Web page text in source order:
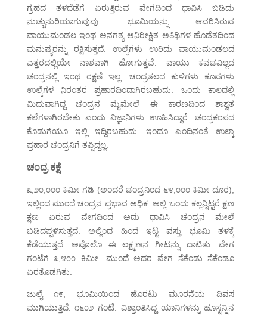
ಗ್ರಹದ ತಳದೆಡೆಗೆ ಏರುತ್ತಿರುವ ವೇಗದಿಂದ ಧಾವಿಸಿ ಬಡಿದು
ನುಚ್ಚುನುರಿಯಾಗುವುವು. ಭೂಮಿಯನ್ನು ಆವರಿಸಿರುವ
ವಾಯುಮಂಡಲ ಇಂಥ ಅನಗತ್ಯ ಅನಿರೀಕ್ಷಿತ ಅತಿಥಿಗಳ ಹೊಡೆತದಿಂದ
ಮನುಷ್ಯರನ್ನು ರಕ್ಷಿಸುತ್ತದೆ. ಉಲ್ಕೆಗಳು ಉರಿದು ವಾಯುಮಂಡಲದ
ಎತ್ತರದಲ್ಲಿಯೇ ನಾಶವಾಗಿ ಹೋಗುತ್ತವೆ. ವಾಯು ಕವಚವಿಲ್ಲದ
ಚಂದ್ರನಲ್ಲಿ ಇಂಥ ರಕ್ಷಣೆ ಇಲ್ಲ. ಚಂದ್ರತಲದ ಕುಳಿಗಳು ಕೂಪಗಳು
ಉಲ್ಕೆಗಳ ನಿರಂತರ ಪ್ರಹಾರದಿಂದಾಗಿರಬಹುದು. ಒಂದು ಕಾಲದಲ್ಲಿ
ಮಿದುವಾಗಿದ್ದ ಚಂದ್ರನ ಮೈಮೇಲೆ ಈ ಕಾರಣದಿಂದ ಶಾಶ್ವತ
ಕಲೆಗಳಾಗಿರಬೇಕು ಎಂದು ವಿಜ್ಞಾನಿಗಳು ಊಹಿಸಿದ್ದಾರೆ. ಚಂದ್ರಕಂಪದ
ಕೊಡುಗೆಯೂ ಇಲ್ಲಿ ಇದ್ದಿರಬಹುದು. ಇಂದೂ ಎಂದಿನಂತೆ ಉಲ್ಕಾ
ಪ್ರಹಾರ ಚಂದ್ರನಿಗೆ ತಪ್ಪಿದ್ದಲ್ಲ.
ಚಂದ್ರ ಕಕ್ಷೆ
೩,೨೦,೦೦೦ ಕಿಮೀ ಗಡಿ (ಅಂದರೆ ಚಂದ್ರನಿಂದ ೬೪,೦೦೦ ಕಿಮೀ ದೂರ),
ಇಲ್ಲಿಂದ ಮುಂದೆ ಚಂದ್ರನ ಪ್ರಭಾವ ಅಧಿಕ. ಅಲ್ಲಿ ಒಂದು ಕಲ್ಲನ್ನಿಟ್ಟರೆ ಕ್ಷಣ
ಕ್ಷಣ ಏರುವ ವೇಗದಿಂದ ಅದು ಧಾವಿಸಿ ಚಂದ್ರನ ಮೇಲೆ
ಬಡಿದಪ್ಪಳಿಸುತ್ತದೆ. ಅಲ್ಲಿಂದ ಹಿಂದೆ ಇಟ್ಟ ವಸ್ತು ಭೂಮಿ ತಳಕ್ಕೆ
ಕೆಡೆಯುತ್ತದೆ. ಅಪೊಲೊ ಈ ಲಕ್ಷ್ಮಣನ ಗೀಟನ್ನು ದಾಟಿತು. ವೇಗ
ಗಂಟೆಗೆ ೩,೪೦೦ ಕಿಮೀ. ಮುಂದೆ ಅದರ ವೇಗ ಸೆಕೆಂಡು ಸೆಕೆಂಡೂ
ಏರತೊಡಗಿತು.
ಜುಲೈ ೧೯, ಭೂಮಿಯಿಂದ ಹೊರಟು ಮೂರನೆಯ ದಿವಸ
ಮುಗಿಯುತ್ತಿದೆ. ೧೬೦೨ ಗಂಟೆ. ವಿಶ್ರಾಂತಿಸಿದ್ದ ಯಾನಿಗಳನ್ನು ಹೂಸ್ಟನ್ನಿನ